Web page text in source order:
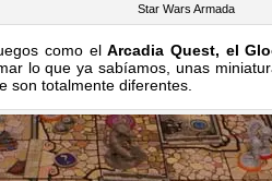
Star Wars Armada
como elArcadia Quest, el
lo que ya sabíamos, unas
son totalmente diferentes.